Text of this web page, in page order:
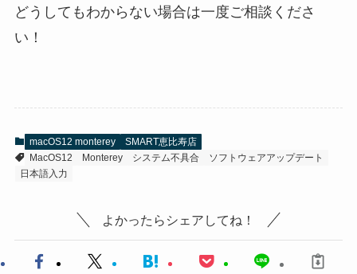
どうしてもわからない場合は一度ご相談くださ
い！
macOS12 monterey
SMART恵比寿店
MacOS12
Monterey システム不具合
ソフトウェアアップデート
日本語入力
よかったらシェアしてね！